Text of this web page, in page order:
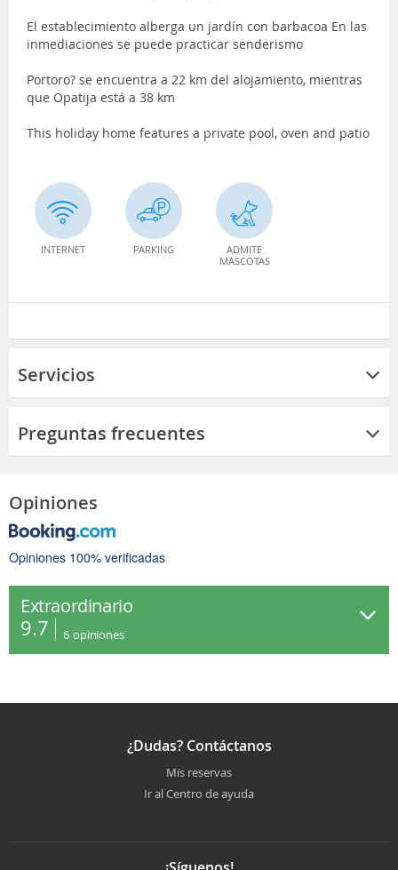
El establecimiento alberga un jardín con barbacoa En las
inmediaciones se puede practicar senderismo
Portoro? se encuentra a 22 km del alojamiento, mientras
que Opatija está a 38 km
This holiday home features a private pool, oven and patio
INTERNET PARKING
ADMITE
MASCOTAS
Servicios
Preguntas frecuentes
Opiniones
Opiniones 100% verificadas
Extraordinario
9.7 6 opiniones
¿Dudas? Contáctanos
Mis reservas
Ir al Centro de ayuda